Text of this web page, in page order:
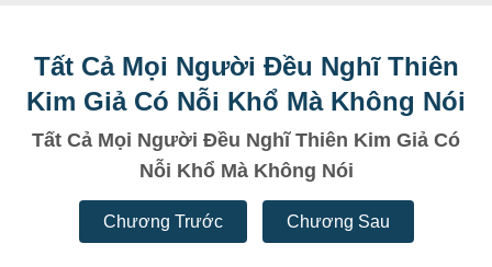
Tất Cả Mọi Người Đều Nghĩ Thiên
Kim Giả Có Nỗi Khổ Mà Không Nói
Tất Cả Mọi Người Đều Nghĩ Thiên Kim Giả Có
Nỗi Khổ Mà Không Nói
Chương Trước Chương Sau